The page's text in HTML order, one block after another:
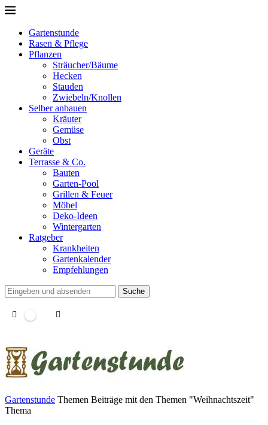
Gartenstunde
Rasen & Pflege
Pflanzen
Sträucher/Bäume
Hecken
Stauden
Zwiebeln/Knollen
Selber anbauen
Kräuter
Gemüse
Obst
Geräte
Terrasse & Co.
Bauten
Garten-Pool
Grillen & Feuer
Möbel
Deko-Ideen
Wintergarten
Ratgeber
Krankheiten
Gartenkalender
Empfehlungen
Suche
Gartenstunde Themen Beiträge mit den Themen "Weihnachtszeit"
Thema